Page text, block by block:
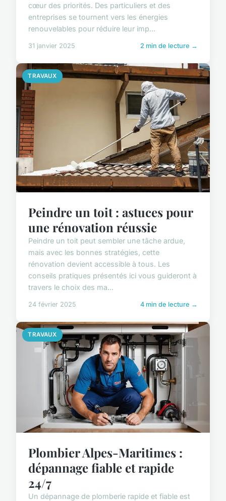
cœur des priorités. Des particuliers et des
entreprises se tournent vers les énergies
renouvelables pour réduire leur imp...
31 janvier 2025 2 min de lecture →
TRAVAUX
Peindre un toit : astuces pour
une rénovation réussie
Peindre un toit peut sembler une tâche ardue,
mais avec les bonnes stratégies, cette
rénovation devient accessible à tous. Les
conseils pratiques présentés ici vous guideront à
travers le choix des ma...
24 février 2025 4 min de lecture →
TRAVAUX
Plombier Alpes-Maritimes :
dépannage fiable et rapide
24/7
Un dépannage de plomberie rapide et fiable est